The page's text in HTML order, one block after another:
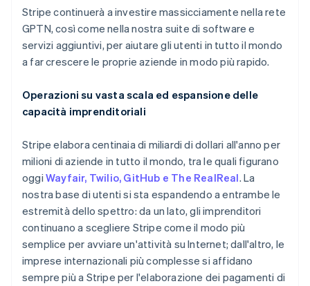
Stripe continuerà a investire massicciamente nella rete
GPTN, così come nella nostra suite di software e
servizi aggiuntivi, per aiutare gli utenti in tutto il mondo
a far crescere le proprie aziende in modo più rapido.
Operazioni su vasta scala ed espansione delle
capacità imprenditoriali
Stripe elabora centinaia di miliardi di dollari all'anno per
milioni di aziende in tutto il mondo, tra le quali figurano
oggi Wayfair, Twilio, GitHub e The RealReal. La
nostra base di utenti si sta espandendo a entrambe le
estremità dello spettro: da un lato, gli imprenditori
continuano a scegliere Stripe come il modo più
semplice per avviare un'attività su Internet; dall'altro, le
imprese internazionali più complesse si affidano
sempre più a Stripe per l'elaborazione dei pagamenti di
Liechtenstein
Deutsch English
Lituania
English
Lussemburgo
Malaysia
English简体中文
English
Messico
EspañolEnglish
Norvegia
English
Nuova Zelanda
English
Paesi Bassi
Nederlands English
Polonia
English